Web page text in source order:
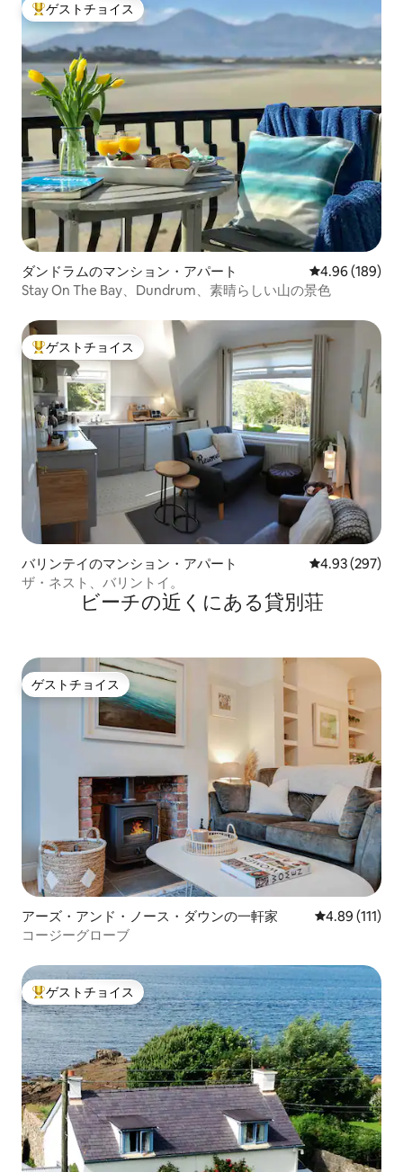
大好評のゲストチョイスです。
ゲストチョイス
ダンドラムのマンション・アパート レビュー189
4.96 (189)
Stay On The Bay、Dundrum、素晴らしい山の景色
大好評のゲストチョイスです。
ゲストチョイス
バリンテイのマンション・アパート レビュー297
4.93 (297)
ザ・ネスト、バリントイ。
ビーチの近くにある貸別荘
ゲストチョイス
ゲストチョイス
アーズ・アンド・ノース・ダウンの一軒家 レビュー111
4.89 (111)
コージーグローブ
大好評のゲストチョイスです。
ゲストチョイス